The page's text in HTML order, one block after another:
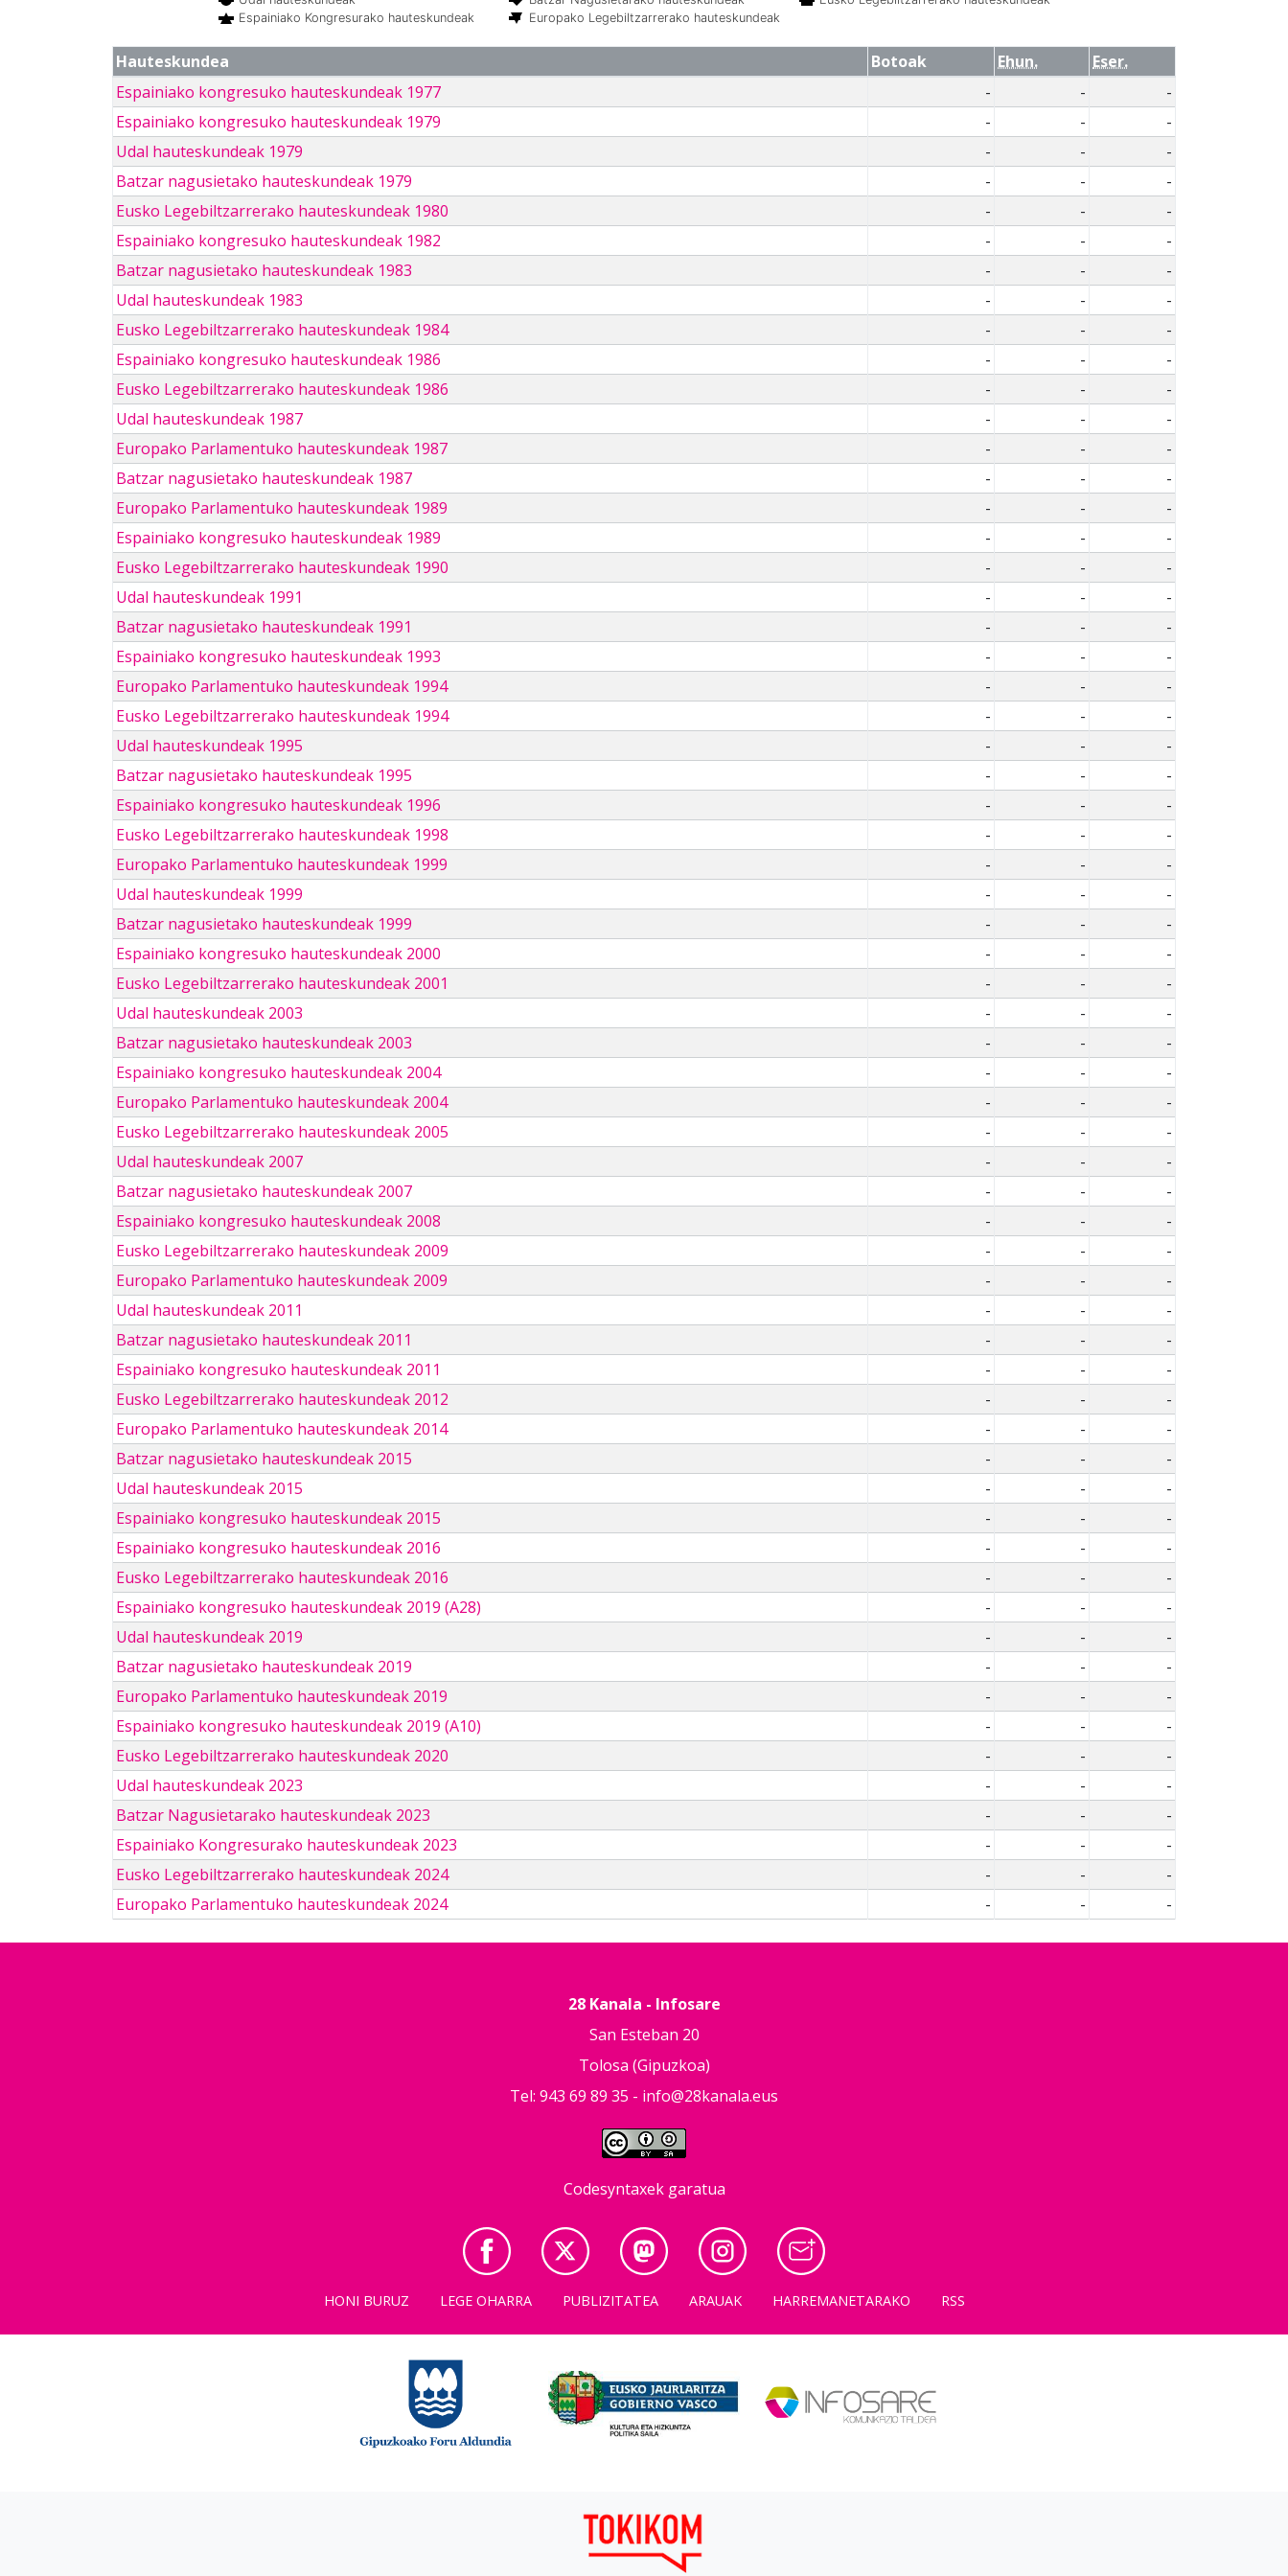
Espainiako Kongresurako hauteskundeak
Europako Legebiltzarrerako hauteskundeak
Hauteskundea Botoak Ehun.
Eser.
Espainiako kongresuko hauteskundeak 1977
- -
-
Espainiako kongresuko hauteskundeak 1979
- -
-
Udal hauteskundeak 1979
- -
-
Batzar nagusietako hauteskundeak 1979
- -
-
Eusko Legebiltzarrerako hauteskundeak 1980
- -
-
Espainiako kongresuko hauteskundeak 1982
- -
-
Batzar nagusietako hauteskundeak 1983
- -
-
Udal hauteskundeak 1983
- -
-
Eusko Legebiltzarrerako hauteskundeak 1984
- -
-
Espainiako kongresuko hauteskundeak 1986
- -
-
Eusko Legebiltzarrerako hauteskundeak 1986
- -
-
Udal hauteskundeak 1987
- -
-
Europako Parlamentuko hauteskundeak 1987
- -
-
Batzar nagusietako hauteskundeak 1987
- -
-
Europako Parlamentuko hauteskundeak 1989
- -
-
Espainiako kongresuko hauteskundeak 1989
- -
-
Eusko Legebiltzarrerako hauteskundeak 1990
- -
-
Udal hauteskundeak 1991
- -
-
Batzar nagusietako hauteskundeak 1991
- -
-
Espainiako kongresuko hauteskundeak 1993
- -
-
Europako Parlamentuko hauteskundeak 1994
- -
-
Eusko Legebiltzarrerako hauteskundeak 1994
- -
-
Udal hauteskundeak 1995
- -
-
Batzar nagusietako hauteskundeak 1995
- -
-
Espainiako kongresuko hauteskundeak 1996
- -
-
Eusko Legebiltzarrerako hauteskundeak 1998
- -
-
Europako Parlamentuko hauteskundeak 1999
- -
-
Udal hauteskundeak 1999
- -
-
Batzar nagusietako hauteskundeak 1999
- -
-
Espainiako kongresuko hauteskundeak 2000
- -
-
Eusko Legebiltzarrerako hauteskundeak 2001
- -
-
Udal hauteskundeak 2003
- -
-
Batzar nagusietako hauteskundeak 2003
- -
-
Espainiako kongresuko hauteskundeak 2004
- -
-
Europako Parlamentuko hauteskundeak 2004
- -
-
Eusko Legebiltzarrerako hauteskundeak 2005
- -
-
Udal hauteskundeak 2007
- -
-
Batzar nagusietako hauteskundeak 2007
- -
-
Espainiako kongresuko hauteskundeak 2008
- -
-
Eusko Legebiltzarrerako hauteskundeak 2009
- -
-
Europako Parlamentuko hauteskundeak 2009
- -
-
Udal hauteskundeak 2011
- -
-
Batzar nagusietako hauteskundeak 2011
- -
-
Espainiako kongresuko hauteskundeak 2011
- -
-
Eusko Legebiltzarrerako hauteskundeak 2012
- -
-
Europako Parlamentuko hauteskundeak 2014
- -
-
Batzar nagusietako hauteskundeak 2015
- -
-
Udal hauteskundeak 2015
- -
-
Espainiako kongresuko hauteskundeak 2015
- -
-
Espainiako kongresuko hauteskundeak 2016
- -
-
Eusko Legebiltzarrerako hauteskundeak 2016
- -
-
Espainiako kongresuko hauteskundeak 2019 (A28)
- -
-
Udal hauteskundeak 2019
- -
-
Batzar nagusietako hauteskundeak 2019
- -
-
Europako Parlamentuko hauteskundeak 2019
- -
-
Espainiako kongresuko hauteskundeak 2019 (A10)
- -
-
Eusko Legebiltzarrerako hauteskundeak 2020
- -
-
Udal hauteskundeak 2023
- -
-
Batzar Nagusietarako hauteskundeak 2023
- -
-
Espainiako Kongresurako hauteskundeak 2023
- -
-
Eusko Legebiltzarrerako hauteskundeak 2024
- -
-
Europako Parlamentuko hauteskundeak 2024
- - -
28 Kanala - Infosare
San Esteban 20
Tolosa (Gipuzkoa)
Tel: 943 69 89 35 - info@28kanala.eus
Codesyntaxek garatua
HONI BURUZ LEGE OHARRA PUBLIZITATEA ARAUAK HARREMANETARAKO RSS